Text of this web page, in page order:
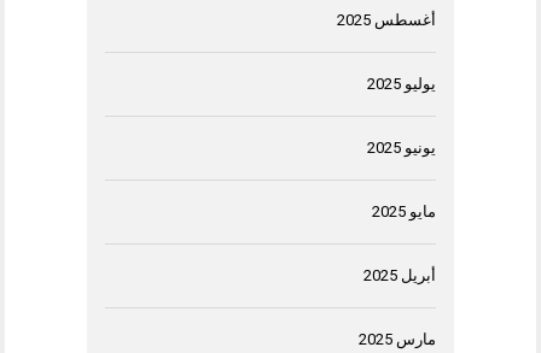
أغسطس 2025
يوليو 2025
يونيو 2025
مايو 2025
أبريل 2025
مارس 2025